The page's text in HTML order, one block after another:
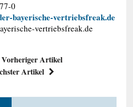
0
bayerische-vertriebsfreak.de
vertriebsfreak.de
Vorheriger Artikel
Artikel